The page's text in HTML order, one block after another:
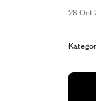
28 Oct